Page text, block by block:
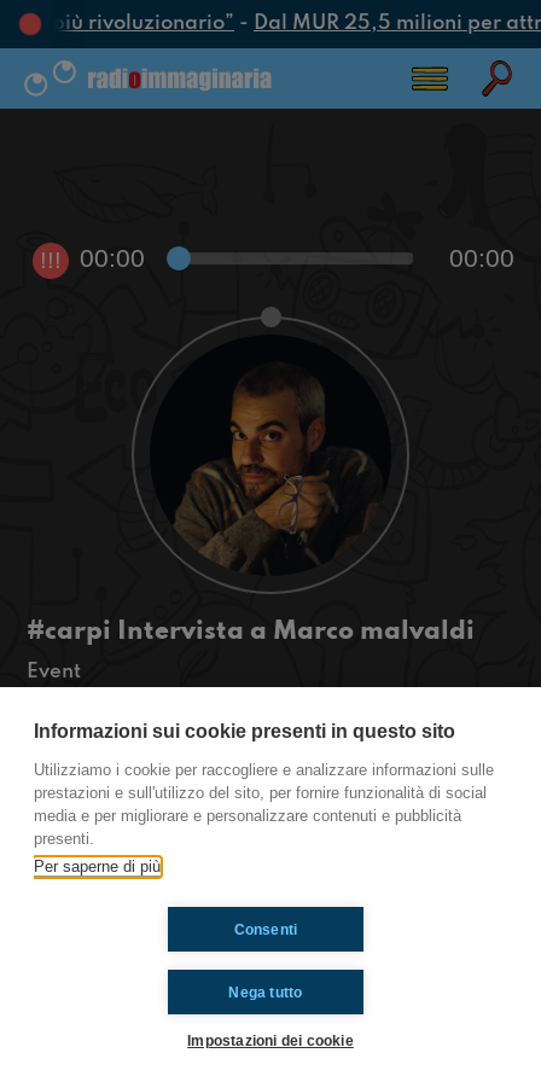
più rivoluzionario”- Dal MUR 25,5 milioni per
!!! 00:00 00:00
#carpi Intervista a Marco malvaldi
Event
racconto a carpi e oggi intervistiamo uno scrittore
sarà esperto anche di adolescenza?
#OkkinSu www.radioimmahginaria.it
Ti è piaciuto? Condividilo!
Informazioni sui cookie presenti in questo sito
Utilizziamo i cookie per raccogliere e analizzare informazioni sulle
prestazioni e sull'utilizzo del sito, per fornire funzionalità di social
media e per migliorare e personalizzare contenuti e pubblicità
presenti.
Per saperne di più
Nega tutto
Consenti
Impostazioni dei cookie